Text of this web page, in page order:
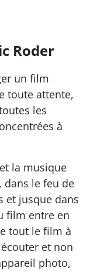
Roder
un film
toute attente,
les
à
la musique
dans le feu de
et jusque dans
film entre en
tout le film à
et non
photo,